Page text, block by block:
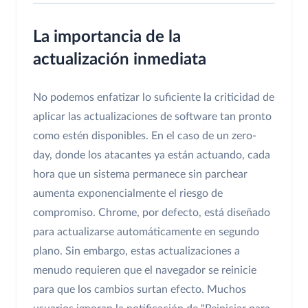
La importancia de la
actualización inmediata
No podemos enfatizar lo suficiente la criticidad de
aplicar las actualizaciones de software tan pronto
como estén disponibles. En el caso de un zero-
day, donde los atacantes ya están actuando, cada
hora que un sistema permanece sin parchear
aumenta exponencialmente el riesgo de
compromiso. Chrome, por defecto, está diseñado
para actualizarse automáticamente en segundo
plano. Sin embargo, estas actualizaciones a
menudo requieren que el navegador se reinicie
para que los cambios surtan efecto. Muchos